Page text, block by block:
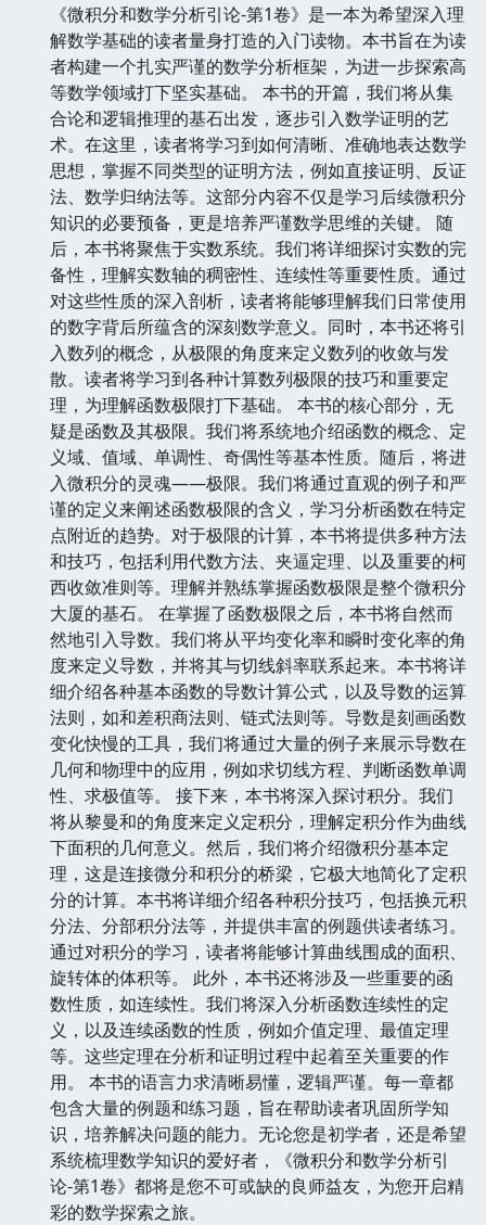
《微积分和数学分析引论-第1卷》是一本为希望深入理
解数学基础的读者量身打造的入门读物。本书旨在为读
者构建一个扎实严谨的数学分析框架，为进一步探索高
等数学领域打下坚实基础。 本书的开篇，我们将从集
合论和逻辑推理的基石出发，逐步引入数学证明的艺
术。在这里，读者将学习到如何清晰、准确地表达数学
思想，掌握不同类型的证明方法，例如直接证明、反证
法、数学归纳法等。这部分内容不仅是学习后续微积分
知识的必要预备，更是培养严谨数学思维的关键。 随
后，本书将聚焦于实数系统。我们将详细探讨实数的完
备性，理解实数轴的稠密性、连续性等重要性质。通过
对这些性质的深入剖析，读者将能够理解我们日常使用
的数字背后所蕴含的深刻数学意义。同时，本书还将引
入数列的概念，从极限的角度来定义数列的收敛与发
散。读者将学习到各种计算数列极限的技巧和重要定
理，为理解函数极限打下基础。 本书的核心部分，无
疑是函数及其极限。我们将系统地介绍函数的概念、定
义域、值域、单调性、奇偶性等基本性质。随后，将进
入微积分的灵魂——极限。我们将通过直观的例子和严
谨的定义来阐述函数极限的含义，学习分析函数在特定
点附近的趋势。对于极限的计算，本书将提供多种方法
和技巧，包括利用代数方法、夹逼定理、以及重要的柯
西收敛准则等。理解并熟练掌握函数极限是整个微积分
大厦的基石。 在掌握了函数极限之后，本书将自然而
然地引入导数。我们将从平均变化率和瞬时变化率的角
度来定义导数，并将其与切线斜率联系起来。本书将详
细介绍各种基本函数的导数计算公式，以及导数的运算
法则，如和差积商法则、链式法则等。导数是刻画函数
变化快慢的工具，我们将通过大量的例子来展示导数在
几何和物理中的应用，例如求切线方程、判断函数单调
性、求极值等。 接下来，本书将深入探讨积分。我们
将从黎曼和的角度来定义定积分，理解定积分作为曲线
下面积的几何意义。然后，我们将介绍微积分基本定
理，这是连接微分和积分的桥梁，它极大地简化了定积
分的计算。本书将详细介绍各种积分技巧，包括换元积
分法、分部积分法等，并提供丰富的例题供读者练习。
通过对积分的学习，读者将能够计算曲线围成的面积、
旋转体的体积等。 此外，本书还将涉及一些重要的函
数性质，如连续性。我们将深入分析函数连续性的定
义，以及连续函数的性质，例如介值定理、最值定理
等。这些定理在分析和证明过程中起着至关重要的作
用。 本书的语言力求清晰易懂，逻辑严谨。每一章都
包含大量的例题和练习题，旨在帮助读者巩固所学知
识，培养解决问题的能力。无论您是初学者，还是希望
系统梳理数学知识的爱好者，《微积分和数学分析引
论-第1卷》都将是您不可或缺的良师益友，为您开启精
彩的数学探索之旅。